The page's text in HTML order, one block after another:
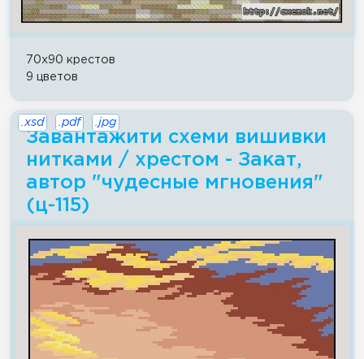
70x90 крестов
9 цветов
Завантажити схеми вишивки
нитками / хрестом - Закат,
автор "чудесные мгновения"
(ц-115)
.xsd .pdf .jpg